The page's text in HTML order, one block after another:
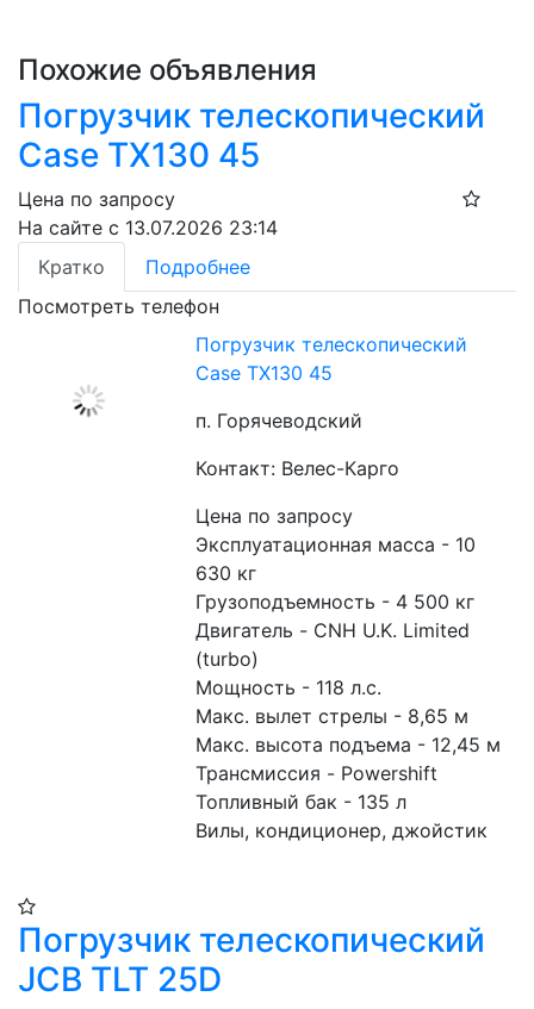
Похожие объявления
Погрузчик телескопический
Case TX130 45
Цена по запросу
На сайте с 13.07.2026 23:14
Кратко
Подробнее
Посмотреть телефон
Погрузчик телескопический
Case TX130 45
п. Горячеводский
Контакт: Велес-Карго
Цена по запросу
Эксплуатационная масса - 10
630 кг
Грузоподъемность - 4 500 кг
Двигатель - CNH U.K. Limited
(turbo)
Мощность - 118 л.с.
Макс. вылет стрелы - 8,65 м
Макс. высота подъема - 12,45 м
Трансмиссия - Powershift
Топливный бак - 135 л
Вилы, кондиционер, джойстик
Погрузчик телескопический
JCB TLT 25D